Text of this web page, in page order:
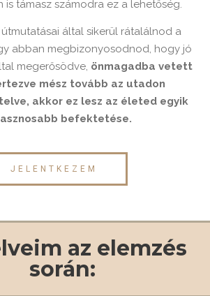
is támasz számodra ez a lehetőség.
útmutatásai által sikerül rátalálnod a
abban megbizonyosodnod, hogy jó
megerősödve, önmagadba vetett
mész tovább az utadon
akkor ez lesz az életed egyik
befektetése.
JELENTKEZEM
az elemzés
során: